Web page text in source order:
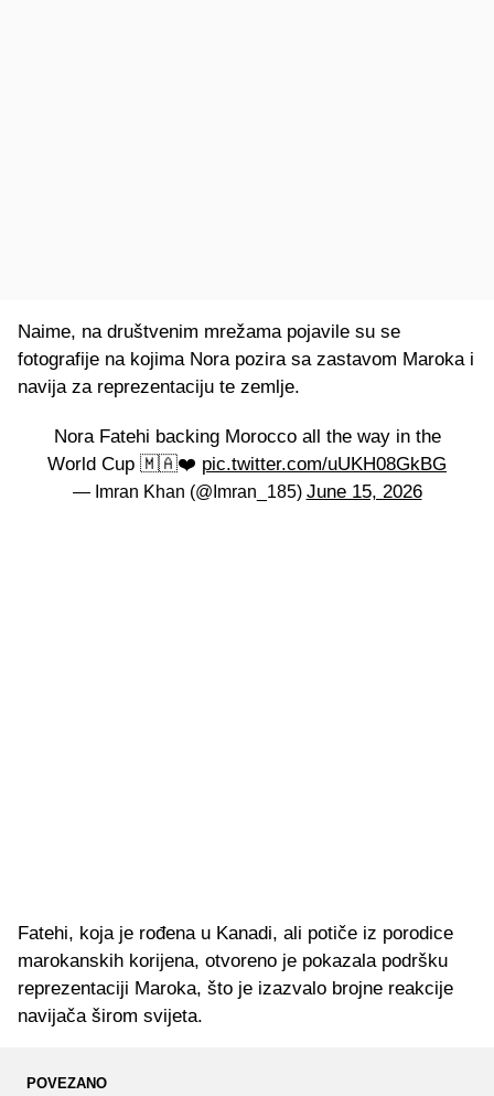
Naime, na društvenim mrežama pojavile su se
fotografije na kojima Nora pozira sa zastavom Maroka i
navija za reprezentaciju te zemlje.
Nora Fatehi backing Morocco all the way in the
World Cup 🇲🇦❤️ pic.twitter.com/uUKH08GkBG
— Imran Khan (@Imran_185) June 15, 2026
Fatehi, koja je rođena u Kanadi, ali potiče iz porodice
marokanskih korijena, otvoreno je pokazala podršku
reprezentaciji Maroka, što je izazvalo brojne reakcije
navijača širom svijeta.
POVEZANO